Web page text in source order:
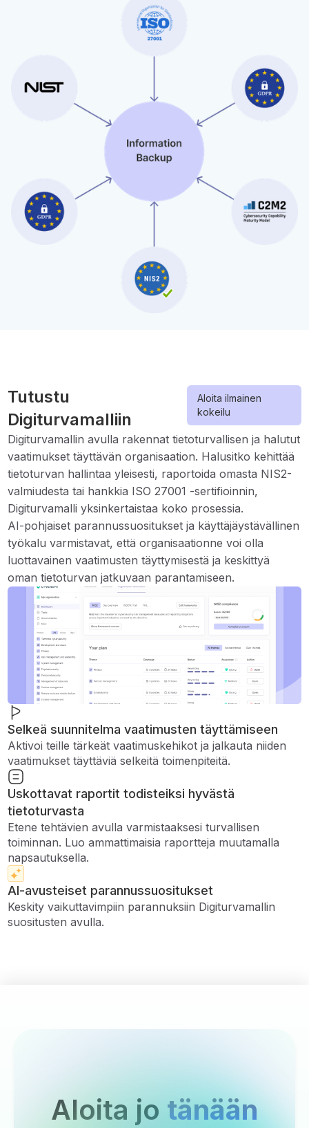
Tutustu
Digiturvamalliin
Aloita ilmainen
kokeilu
Digiturvamallin avulla rakennat tietoturvallisen ja halutut
vaatimukset täyttävän organisaation. Halusitko kehittää
tietoturvan hallintaa yleisesti, raportoida omasta NIS2-
valmiudesta tai hankkia ISO 27001 -sertifioinnin,
Digiturvamalli yksinkertaistaa koko prosessia.
AI-pohjaiset parannussuositukset ja käyttäjäystävällinen
työkalu varmistavat, että organisaationne voi olla
luottavainen vaatimusten täyttymisestä ja keskittyä
oman tietoturvan jatkuvaan parantamiseen.
Selkeä suunnitelma vaatimusten täyttämiseen
Aktivoi teille tärkeät vaatimuskehikot ja jalkauta niiden
vaatimukset täyttäviä selkeitä toimenpiteitä.
Uskottavat raportit todisteiksi hyvästä
tietoturvasta
Etene tehtävien avulla varmistaaksesi turvallisen
toiminnan. Luo ammattimaisia ​​raportteja muutamalla
napsautuksella.
AI-avusteiset parannussuositukset
Keskity vaikuttavimpiin parannuksiin Digiturvamallin
suositusten avulla.
Aloita jo tänään